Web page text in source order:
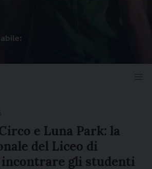
e Luna Park: la
del Liceo di
incontrare gli studenti